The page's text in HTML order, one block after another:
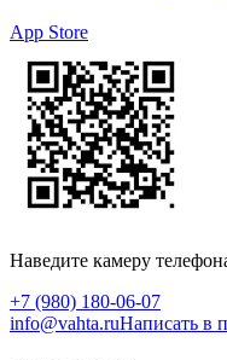
App Store
Наведите камеру
+7 (980) 180-06-07
info@vahta.ruНаписать в